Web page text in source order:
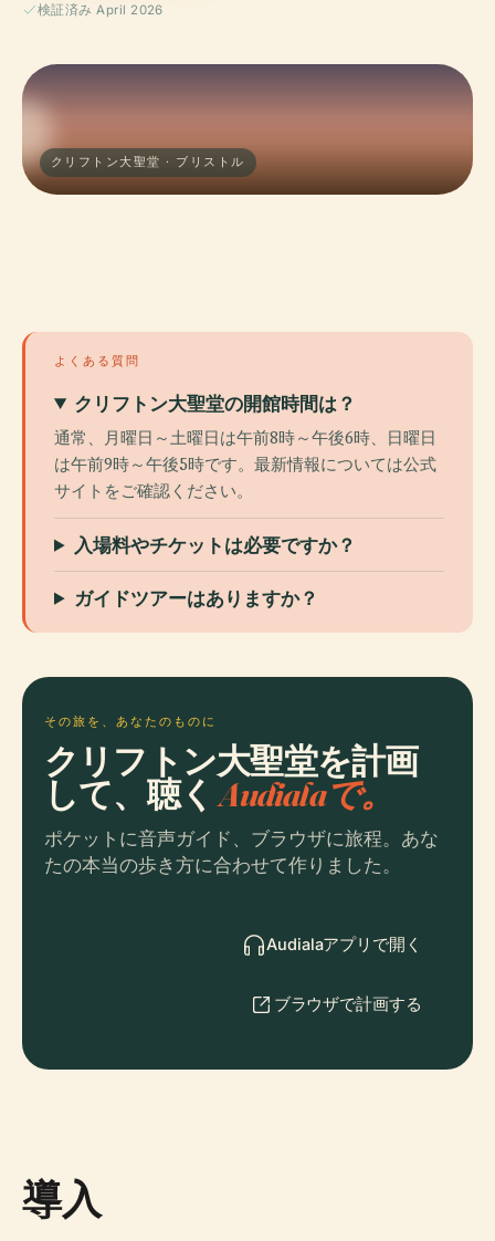
検証済み April 2026
クリフトン大聖堂 · ブリストル
よくある質問
クリフトン大聖堂の開館時間は？
通常、月曜日～土曜日は午前8時～午後6時、日曜日
は午前9時～午後5時です。最新情報については公式
サイトをご確認ください。
入場料やチケットは必要ですか？
ガイドツアーはありますか？
その旅を、あなたのものに
クリフトン大聖堂を計画
して、聴くAudialaで。
ポケットに音声ガイド、ブラウザに旅程。あな
たの本当の歩き方に合わせて作りました。
Audialaアプリで開く
ブラウザで計画する
導入